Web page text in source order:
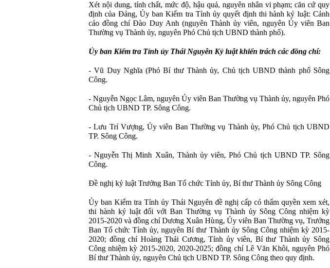
Xét nội dung, tính chất, mức độ, hậu quả, nguyên nhân vi phạm; căn cứ quy
định của Đảng, Ủy ban Kiểm tra Tỉnh ủy quyết định thi hành kỷ luật: Cảnh
cáo đồng chí Đào Duy Anh (nguyên Thành ủy viên, nguyên Ủy viên Ban
Thường vụ Thành ủy, nguyên Phó Chủ tịch UBND thành phố).
Ủy ban Kiểm tra Tỉnh ủy Thái Nguyên Kỷ luật khiển trách các đồng chí:
- Vũ Duy Nghĩa (Phó Bí thư Thành ủy, Chủ tịch UBND thành phố Sông
Công.
- Nguyễn Ngọc Lâm, nguyên Ủy viên Ban Thường vụ Thành ủy, nguyên Phó
Chủ tịch UBND TP. Sông Công.
- Lưu Trí Vượng, Ủy viên Ban Thường vụ Thành ủy, Phó Chủ tịch UBND
TP. Sông Công.
- Nguyễn Thị Minh Xuân, Thành ủy viên, Phó Chủ tịch UBND TP. Sông
Công.
Đề nghị kỷ luật Trưởng Ban Tổ chức Tỉnh ủy, Bí thư Thành ủy Sông Công
Ủy ban Kiểm tra Tỉnh ủy Thái Nguyên đề nghị cấp có thẩm quyền xem xét,
thi hành kỷ luật đối với Ban Thường vụ Thành ủy Sông Công nhiệm kỳ
2015-2020 và đồng chí Dương Xuân Hùng, Ủy viên Ban Thường vụ, Trưởng
Ban Tổ chức Tỉnh ủy, nguyên Bí thư Thành ủy Sông Công nhiệm kỳ 2015-
2020; đồng chí Hoàng Thái Cương, Tỉnh ủy viên, Bí thư Thành ủy Sông
Công nhiệm kỳ 2015-2020, 2020-2025; đồng chí Lê Văn Khôi, nguyên Phó
Bí thư Thành ủy, nguyên Chủ tịch UBND TP. Sông Công theo quy định.